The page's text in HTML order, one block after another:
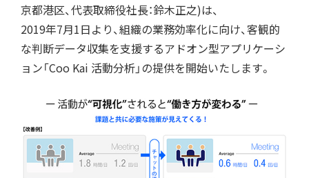
京都港区、代表取締役社長：鈴木正之)は、
2019年7月1日より、組織の業務効率化に向け、客観的
な判断データ収集を支援するアドオン型アプリケーシ
ョン「Coo Kai 活動分析」の提供を開始いたします。